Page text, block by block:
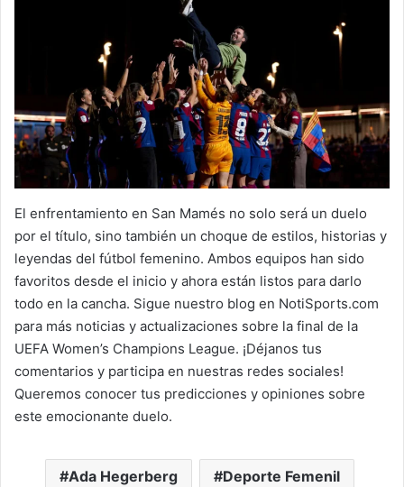
El enfrentamiento en San Mamés no solo será un duelo
por el título, sino también un choque de estilos, historias y
leyendas del fútbol femenino. Ambos equipos han sido
favoritos desde el inicio y ahora están listos para darlo
todo en la cancha. Sigue nuestro blog en NotiSports.com
para más noticias y actualizaciones sobre la final de la
UEFA Women’s Champions League. ¡Déjanos tus
comentarios y participa en nuestras redes sociales!
Queremos conocer tus predicciones y opiniones sobre
este emocionante duelo.
Ada Hegerberg Deporte Femenil